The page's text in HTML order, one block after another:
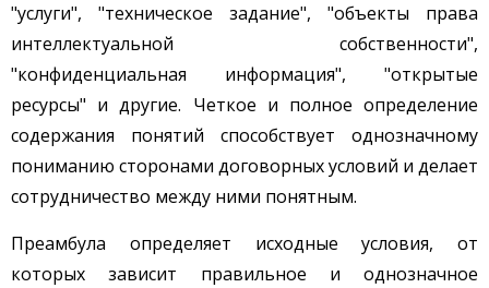
"услуги", "техническое задание", "объекты права
интеллектуальной собственности",
"конфиденциальная информация", "открытые
ресурсы" и другие. Четкое и полное определение
содержания понятий способствует однозначному
пониманию сторонами договорных условий и делает
сотрудничество между ними понятным.
Преамбула определяет исходные условия, от
которых зависит правильное и однозначное